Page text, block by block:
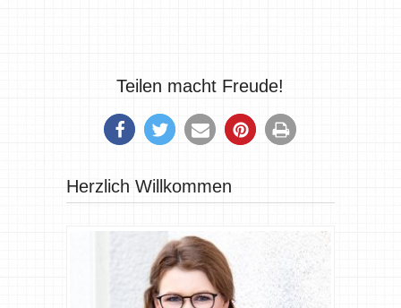
Teilen macht Freude!
Herzlich Willkommen